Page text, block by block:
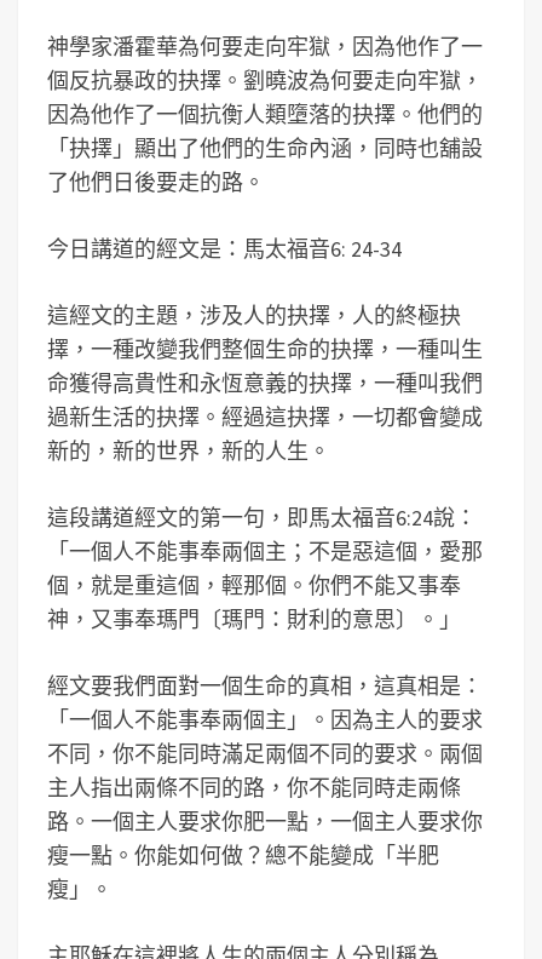
神學家潘霍華為何要走向牢獄，因為他作了一
個反抗暴政的抉擇。劉曉波為何要走向牢獄，
因為他作了一個抗衡人類墮落的抉擇。他們的
「抉擇」顯出了他們的生命內涵，同時也舖設
了他們日後要走的路。
今日講道的經文是：馬太福音6: 24-34
這經文的主題，涉及人的抉擇，人的終極抉
擇，一種改變我們整個生命的抉擇，一種叫生
命獲得高貴性和永恆意義的抉擇，一種叫我們
過新生活的抉擇。經過這抉擇，一切都會變成
新的，新的世界，新的人生。
這段講道經文的第一句，即馬太福音6:24說：
「一個人不能事奉兩個主；不是惡這個，愛那
個，就是重這個，輕那個。你們不能又事奉
神，又事奉瑪門〔瑪門：財利的意思〕。」
經文要我們面對一個生命的真相，這真相是：
「一個人不能事奉兩個主」。因為主人的要求
不同，你不能同時滿足兩個不同的要求。兩個
主人指出兩條不同的路，你不能同時走兩條
路。一個主人要求你肥一點，一個主人要求你
瘦一點。你能如何做？總不能變成「半肥
瘦」。